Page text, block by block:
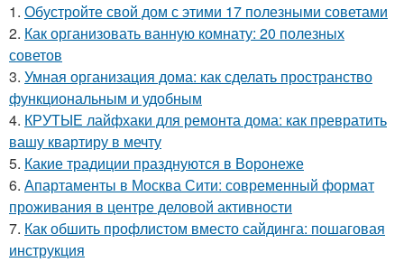
1. Обустройте свой дом с этими 17 полезными советами
2. Как организовать ванную комнату: 20 полезных
советов
3. Умная организация дома: как сделать пространство
функциональным и удобным
4. КРУТЫЕ лайфхаки для ремонта дома: как превратить
вашу квартиру в мечту
5. Какие традиции празднуются в Воронеже
6. Апартаменты в Москва Сити: современный формат
проживания в центре деловой активности
7. Как обшить профлистом вместо сайдинга: пошаговая
инструкция